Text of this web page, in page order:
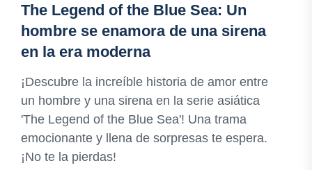
The Legend of the Blue Sea: Un
hombre se enamora de una sirena
en la era moderna
¡Descubre la increíble historia de amor entre
un hombre y una sirena en la serie asiática
'The Legend of the Blue Sea'! Una trama
emocionante y llena de sorpresas te espera.
¡No te la pierdas!